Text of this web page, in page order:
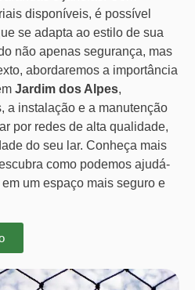
disponíveis, é possível
se adapta ao estilo de sua
não apenas segurança, mas
abordaremos a importância
Jardim dos Alpes,
a instalação e a manutenção
por redes de alta qualidade,
do seu lar. Conheça mais
como podemos ajudá-
um espaço mais seguro e